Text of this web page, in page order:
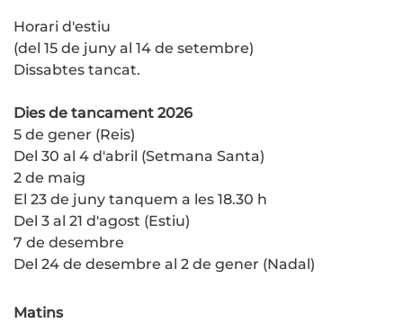
Horari d'estiu
(del 15 de juny al 14 de setembre)
Dissabtes tancat.
Dies de tancament 2026
5 de gener (Reis)
Del 30 al 4 d'abril (Setmana Santa)
2 de maig
El 23 de juny tanquem a les 18.30 h
Del 3 al 21 d'agost (Estiu)
7 de desembre
Del 24 de desembre al 2 de gener (Nadal)
Matins